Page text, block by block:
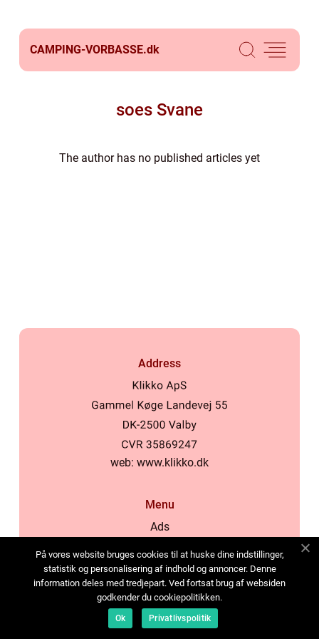
CAMPING-VORBASSE.dk
soes Svane
The author has no published articles yet
Address
web: www.klikko.dk
Menu
Ads
Cookies
Contact
Sitemap
På vores website bruges cookies til at huske dine indstillinger,
statistik og personalisering af indhold og annoncer. Denne
information deles med tredjepart. Ved fortsat brug af websiden
godkender du cookiepolitikken.
Ok Privatlivspolitik